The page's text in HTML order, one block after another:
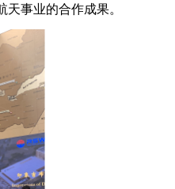
事业的合作成果。